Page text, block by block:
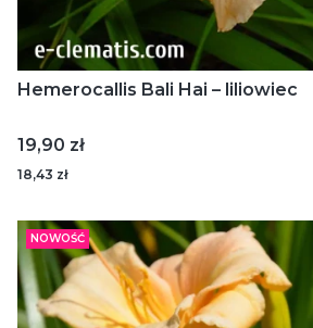
Hemerocallis Bali Hai – liliowiec
Cena
19,90 zł
18,43 zł
NOWOŚĆ